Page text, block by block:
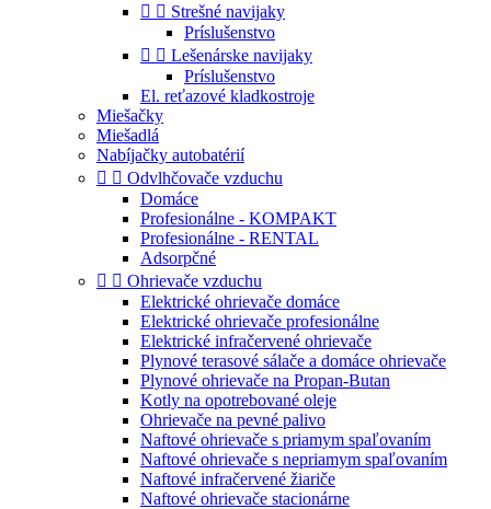
  Strešné navijaky
Príslušenstvo
  Lešenárske navijaky
Príslušenstvo
El. reťazové kladkostroje
Miešačky
Miešadlá
Nabíjačky autobatérií
  Odvlhčovače vzduchu
Domáce
Profesionálne - KOMPAKT
Profesionálne - RENTAL
Adsorpčné
  Ohrievače vzduchu
Elektrické ohrievače domáce
Elektrické ohrievače profesionálne
Elektrické infračervené ohrievače
Plynové terasové sálače a domáce ohrievače
Plynové ohrievače na Propan-Butan
Kotly na opotrebované oleje
Ohrievače na pevné palivo
Naftové ohrievače s priamym spaľovaním
Naftové ohrievače s nepriamym spaľovaním
Naftové infračervené žiariče
Naftové ohrievače stacionárne